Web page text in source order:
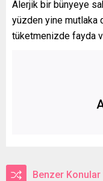
Alerjik bir bünyeye
yüzden yine mutlaka
tüketmenizde fayda
Benzer Konular